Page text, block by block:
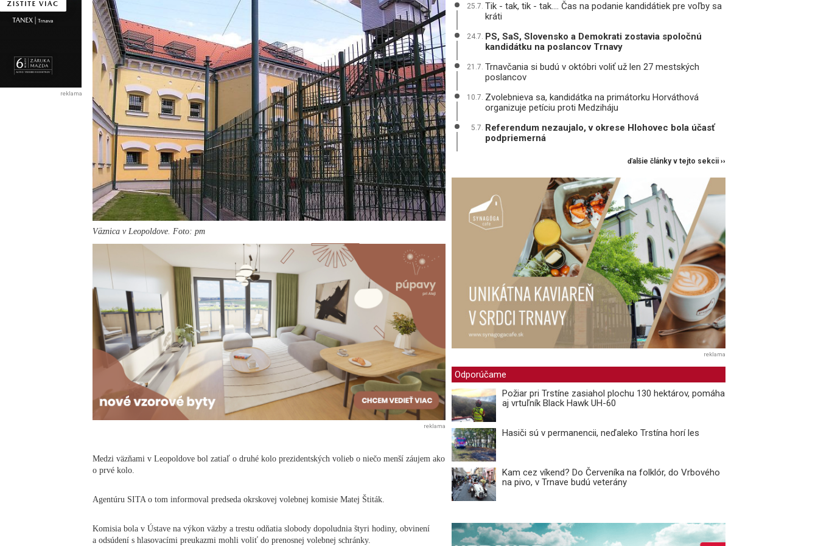
Väznica v Leopoldove. Foto: pm
reklama
Medzi väzňami v Leopoldove bol zatiaľ o druhé kolo prezidentských volieb o niečo menší záujem ako
o prvé kolo.
Agentúru SITA o tom informoval predseda okrskovej volebnej komisie Matej Štiták.
Komisia bola v Ústave na výkon väzby a trestu odňatia slobody dopoludnia štyri hodiny, obvinení
a odsúdení s hlasovacími preukazmi mohli voliť do prenosnej volebnej schránky.
25.7. Tik - tak, tik - tak.... Čas na podanie kandidátiek pre voľby sa
kráti
24.7. PS, SaS, Slovensko a Demokrati zostavia spoločnú
kandidátku na poslancov Trnavy
21.7. Trnavčania si budú v októbri voliť už len 27 mestských
poslancov
10.7. Zvolebnieva sa, kandidátka na primátorku Horváthová
organizuje petíciu proti Medziháju
5.7. Referendum nezaujalo, v okrese Hlohovec bola účasť
podpriemerná
ďalšie články v tejto sekcii ››
reklama
Odporúčame
Požiar pri Trstíne zasiahol plochu 130 hektárov, pomáha
aj vrtuľník Black Hawk UH-60
Hasiči sú v permanencii, neďaleko Trstína horí les
Kam cez víkend? Do Červeníka na folklór, do Vrbového
na pivo, v Trnave budú veterány
reklama